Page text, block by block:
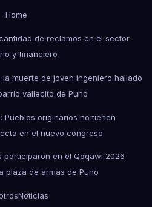
Home
de reclamos en el sector
y financiero
muerte de joven ingeniero hallado
vallecito de Puno
Pueblos originarios no tienen
en el nuevo congreso
participaron en el Qoqawi 2026
plaza de armas de Puno
Noticias